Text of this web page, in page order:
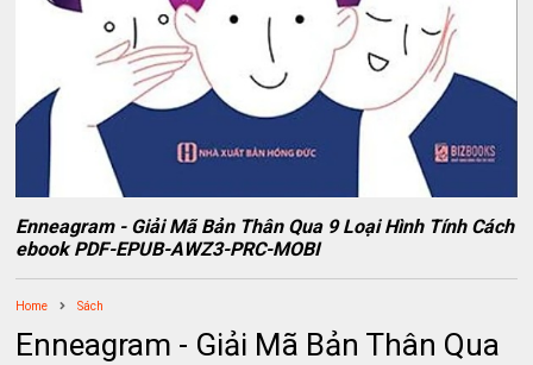
Enneagram - Giải Mã Bản Thân Qua 9 Loại Hình Tính Cách
ebook PDF-EPUB-AWZ3-PRC-MOBI
Home Sách
Enneagram - Giải Mã Bản Thân Qua